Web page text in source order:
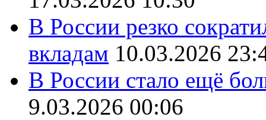
В России резко
вкладам 10.03.2026
В России стало ещё
9.03.2026 00:06